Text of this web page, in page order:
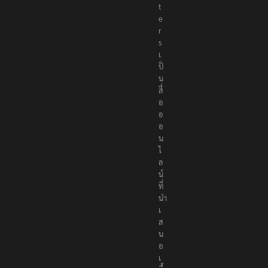
e
r
s
เ
ป็
น
สื่
อ
อ
อ
น
ไ
ล
น์
ที่
นำ
เ
ส
น
อ
เ
นื้